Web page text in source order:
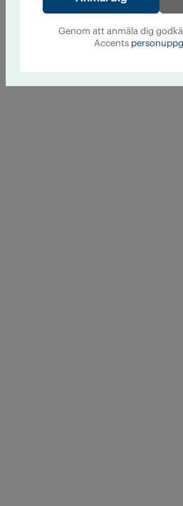
Genom att anmäla dig
Accents